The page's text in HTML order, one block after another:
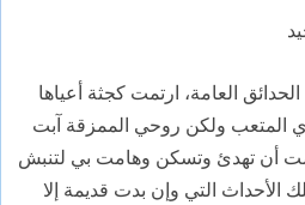
العامة، ارتمت كجثة أعياها
ولكن روحي الممزقة آبت
أن تهدئ وتسكن وهامت بي لتنبش
الأحداث التي وإن بدت قديمة إلا